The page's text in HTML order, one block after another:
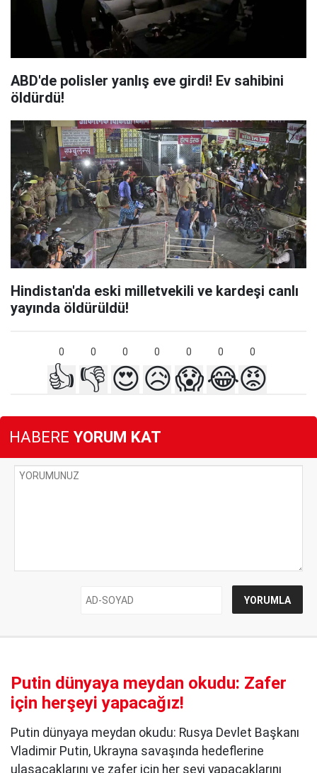
ABD'de polisler yanlış eve girdi! Ev sahibini
öldürdü!
Hindistan'da eski milletvekili ve kardeşi canlı
yayında öldürüldü!
0 0 0 0 0 0 0
👍 👎 😍😥😱😂😡
HABERE YORUM KAT
Putin dünyaya meydan okudu: Zafer
için herşeyi yapacağız!
Putin dünyaya meydan okudu: Rusya Devlet Başkanı
Vladimir Putin, Ukrayna savaşında hedeflerine
ulaşacaklarını ve zafer için her şeyi yapacaklarını